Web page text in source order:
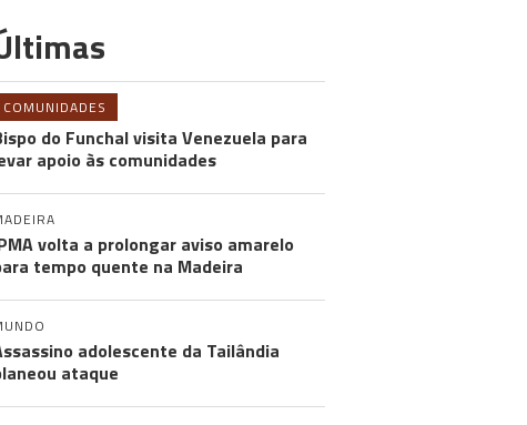
COMUNIDADES
do Funchal visita Venezuela para
apoio às comunidades
volta a prolongar aviso amarelo
tempo quente na Madeira
adolescente da Tailândia
ataque